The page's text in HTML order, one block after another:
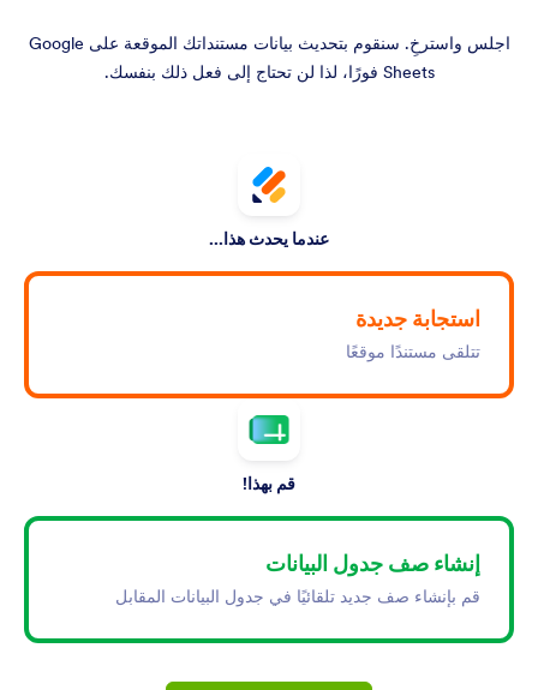
اجلس واسترخِ. سنقوم بتحديث بيانات مستنداتك الموقعة على Google
Sheets فورًا، لذا لن تحتاج إلى فعل ذلك بنفسك.
عندما يحدث هذا...
استجابة جديدة
تتلقى مستندًا موقعًا
قم بهذا!
إنشاء صف جدول البيانات
قم بإنشاء صف جديد تلقائيًا في جدول البيانات المقابل